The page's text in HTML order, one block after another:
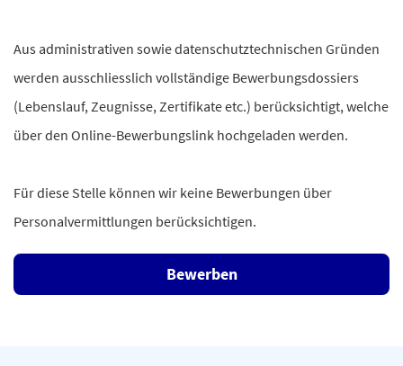
Aus administrativen sowie datenschutztechnischen Gründen
werden ausschliesslich vollständige Bewerbungsdossiers
(Lebenslauf, Zeugnisse, Zertifikate etc.) berücksichtigt, welche
über den Online-Bewerbungslink hochgeladen werden.
Für diese Stelle können wir keine Bewerbungen über
Personalvermittlungen berücksichtigen.
Bewerben